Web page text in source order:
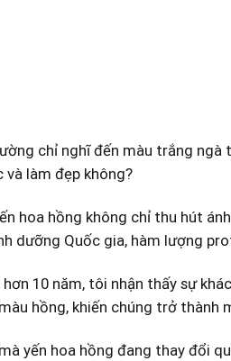
chỉ nghĩ đến màu trắng
làm đẹp không?
hoa hồng không chỉ thu hút
dưỡng Quốc gia, hàm lượng
10 năm, tôi nhận thấy sự
hồng, khiến chúng trở
yến hoa hồng đang thay đổi